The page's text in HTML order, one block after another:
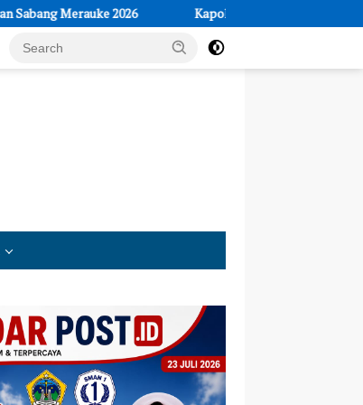
Kapolsek Cikalong Wetan Pimpin Pengamanan Nobar